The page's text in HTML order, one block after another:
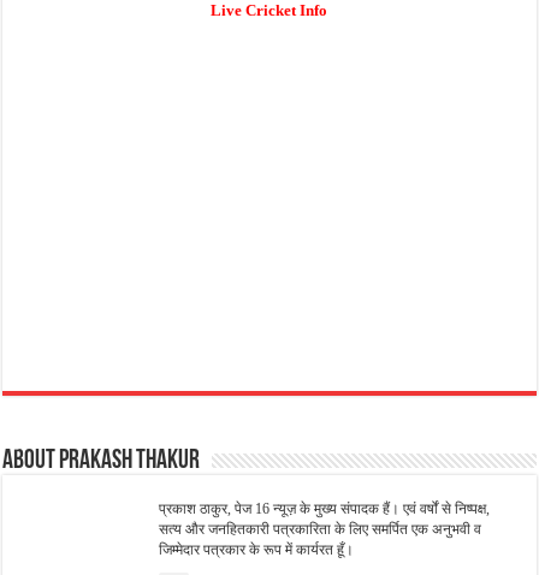
Live Cricket Info
About Prakash Thakur
प्रकाश ठाकुर, पेज 16 न्यूज़ के मुख्य संपादक हैं। एवं वर्षों से निष्पक्ष,
सत्य और जनहितकारी पत्रकारिता के लिए समर्पित एक अनुभवी व
जिम्मेदार पत्रकार के रूप में कार्यरत हूँ।